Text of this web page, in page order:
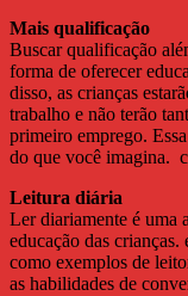
Mais qualificação
Buscar qualificação
forma de oferecer
disso, as crianças
trabalho e não terão
primeiro emprego.
do que você imagina.
Leitura diária
Ler diariamente é uma
educação das
como exemplos de
as habilidades de